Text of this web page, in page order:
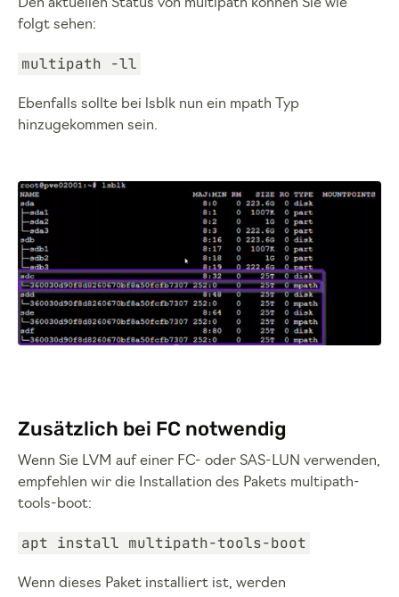
Den aktuellen Status von multipath können Sie wie
folgt sehen:
multipath -ll
Ebenfalls sollte bei lsblk nun ein mpath Typ
hinzugekommen sein.
Zusätzlich bei FC notwendig
Wenn Sie LVM auf einer FC- oder SAS-LUN verwenden,
empfehlen wir die Installation des Pakets multipath-
tools-boot:
apt install multipath-tools-boot
Wenn dieses Paket installiert ist, werden